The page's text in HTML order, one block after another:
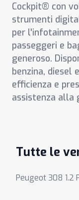
Cockpit® con
strumenti
per
passeggeri e
generoso.
benzina, diesel
efficienza e
assistenza alla
Tutte le
Peugeot 308 1.2